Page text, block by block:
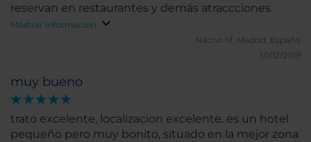
reservan en restaurantes y demás atraccciones.
Mostrar información
Nacho M. Madrid, España
30/12/2019
muy bueno
trato excelente, localizacion excelente. es un hotel
pequeño pero muy bonito, situado en la mejor zona